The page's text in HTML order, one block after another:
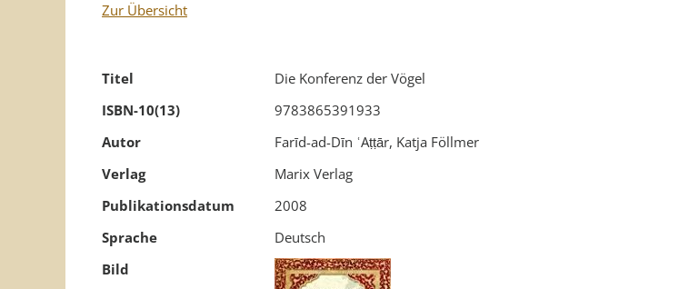
Zur Übersicht
Titel
Die Konferenz der Vögel
ISBN-10(13)
9783865391933
Autor
Farīd-ad-Dīn ʿAṭṭār, Katja Föllmer
Verlag
Marix Verlag
Publikationsdatum
2008
Sprache
Deutsch
Bild